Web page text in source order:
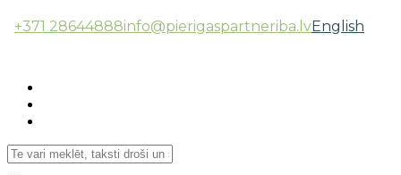
+371 28644888info@pierigaspartneriba.lvEnglish